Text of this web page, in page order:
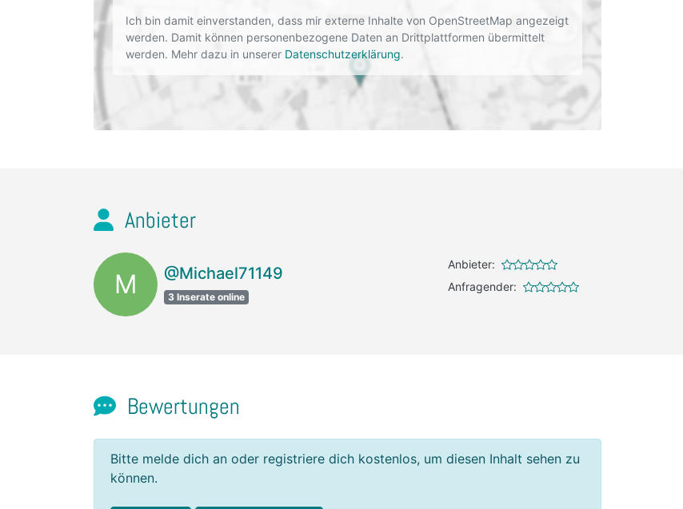
Ich bin damit einverstanden, dass mir externe Inhalte von OpenStreetMap angezeigt
werden. Damit können personenbezogene Daten an Drittplattformen übermittelt
werden. Mehr dazu in unserer Datenschutzerklärung.
Anbieter
M @Michael71149
3 Inserate online
Anbieter:
Anfragender:
Bewertungen
Bitte melde dich an oder registriere dich kostenlos, um diesen Inhalt sehen zu
können.